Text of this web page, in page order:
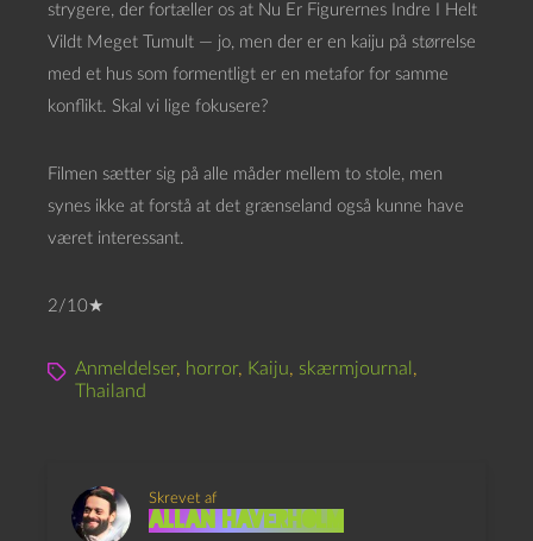
strygere, der fortæller os at Nu Er Figurernes Indre I Helt
Vildt Meget Tumult — jo, men der er en kaiju på størrelse
med et hus som formentligt er en metafor for samme
konflikt. Skal vi lige fokusere?
Filmen sætter sig på alle måder mellem to stole, men
synes ikke at forstå at det grænseland også kunne have
været interessant.
2/10★
Anmeldelser, horror, Kaiju, skærmjournal ,
Thailand
Skrevet af
Allan Haverholm